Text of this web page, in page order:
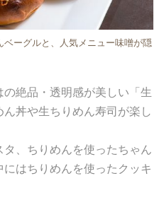
ーグルと、人気メニュー味噌が隠
絶品・透明感が美しい「生
丼や生ちりめん寿司が楽し
、ちりめんを使ったちゃん
はちりめんを使ったクッキ